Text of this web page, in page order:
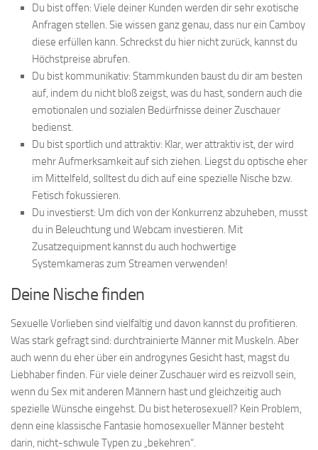
Du bist offen: Viele deiner Kunden werden dir sehr exotische
Anfragen stellen. Sie wissen ganz genau, dass nur ein Camboy
diese erfüllen kann. Schreckst du hier nicht zurück, kannst du
Höchstpreise abrufen.
Du bist kommunikativ: Stammkunden baust du dir am besten
auf, indem du nicht bloß zeigst, was du hast, sondern auch die
emotionalen und sozialen Bedürfnisse deiner Zuschauer
bedienst.
Du bist sportlich und attraktiv: Klar, wer attraktiv ist, der wird
mehr Aufmerksamkeit auf sich ziehen. Liegst du optische eher
im Mittelfeld, solltest du dich auf eine spezielle Nische bzw.
Fetisch fokussieren.
Du investierst: Um dich von der Konkurrenz abzuheben, musst
du in Beleuchtung und Webcam investieren. Mit
Zusatzequipment kannst du auch hochwertige
Systemkameras zum Streamen verwenden!
Deine Nische finden
Sexuelle Vorlieben sind vielfältig und davon kannst du profitieren.
Was stark gefragt sind: durchtrainierte Männer mit Muskeln. Aber
auch wenn du eher über ein androgynes Gesicht hast, magst du
Liebhaber finden. Für viele deiner Zuschauer wird es reizvoll sein,
wenn du Sex mit anderen Männern hast und gleichzeitig auch
spezielle Wünsche eingehst. Du bist heterosexuell? Kein Problem,
denn eine klassische Fantasie homosexueller Männer besteht
darin, nicht-schwule Typen zu „bekehren“.